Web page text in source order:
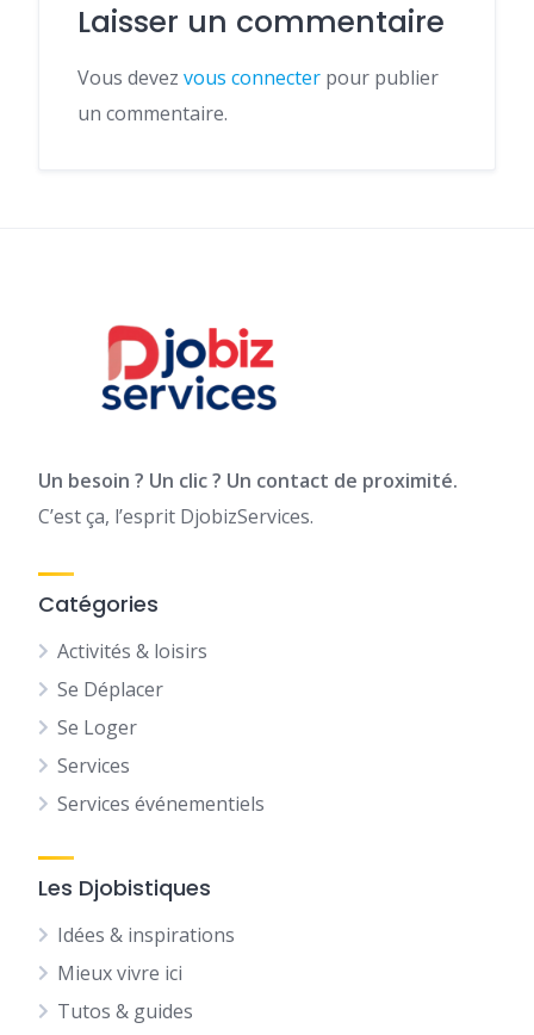
Laisser un commentaire
Vous devez vous connecter pour publier
un commentaire.
Un besoin ? Un clic ? Un contact de proximité.
C’est ça, l’esprit DjobizServices.
Catégories
Activités & loisirs
Se Déplacer
Se Loger
Services
Services événementiels
Les Djobistiques
Idées & inspirations
Mieux vivre ici
Tutos & guides